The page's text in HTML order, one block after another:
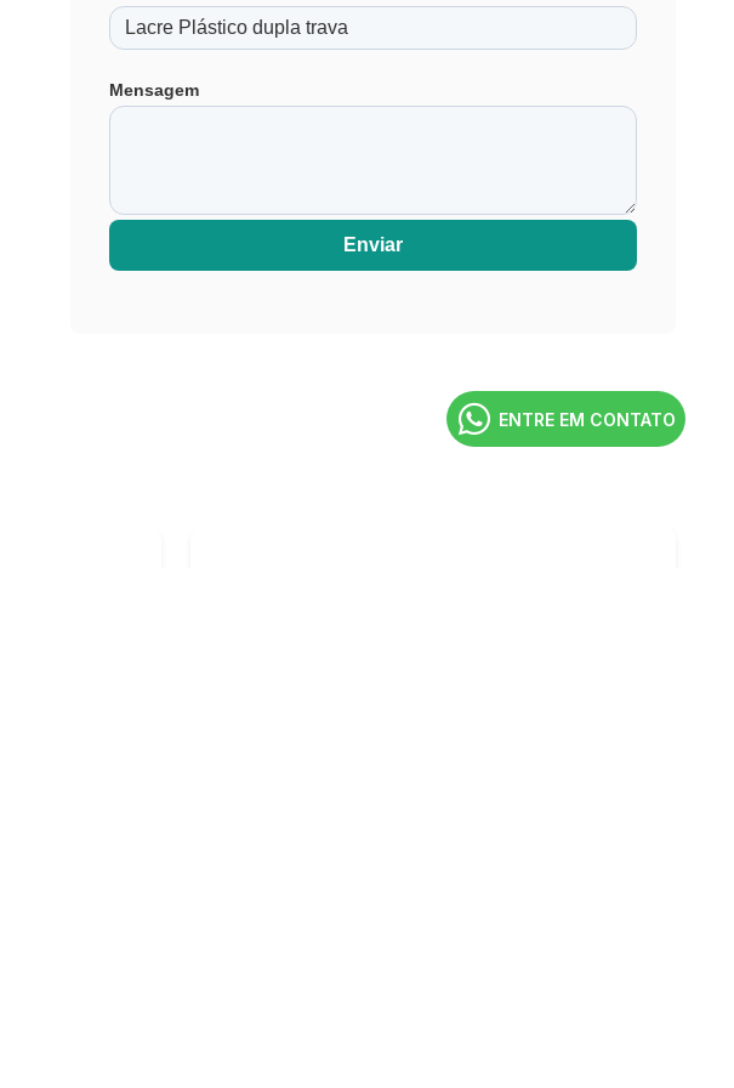
Lacres Personalizados para Empresas
Lacres espinha
Lacres tipo Escada para Transporte
Lacre de segurança: para que serve?
Lacre Escadinha Numerado
Lacres em Polipropileno para Indústrias
Mensagem
Enviar
ENTRE EM CONTATO